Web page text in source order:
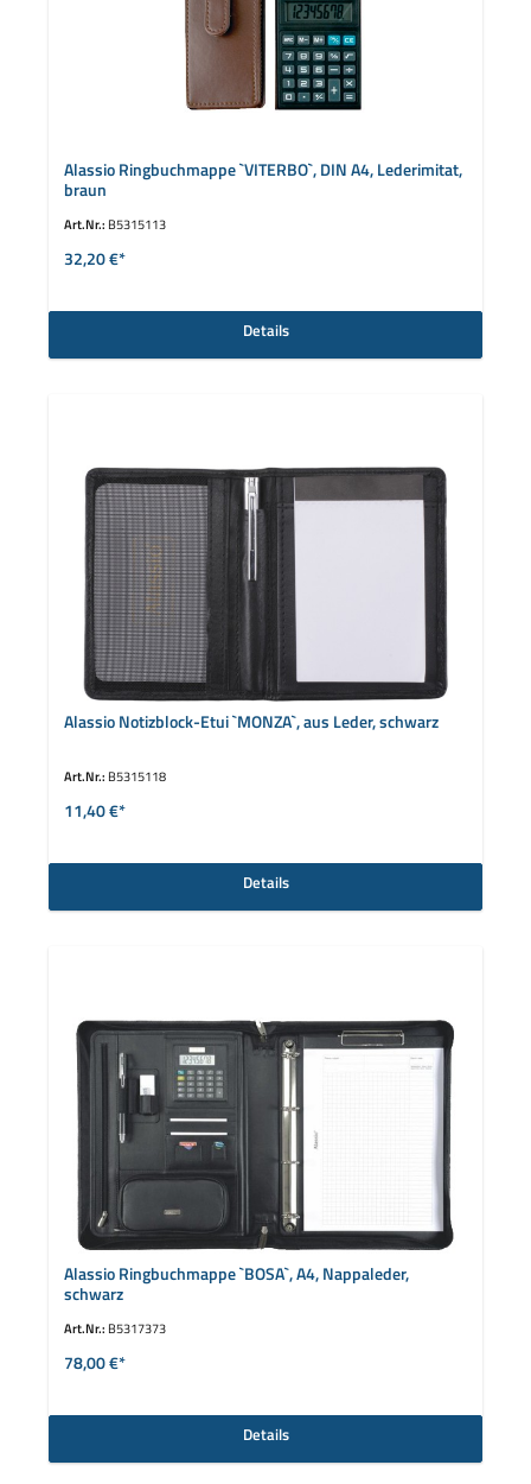
Alassio Ringbuchmappe `VITERBO`, DIN A4, Lederimitat,
braun
Art.Nr.: B5315113
32,20 €*
Details
Alassio Notizblock-Etui `MONZA`, aus Leder, schwarz
Art.Nr.: B5315118
11,40 €*
Details
Alassio Ringbuchmappe `BOSA`, A4, Nappaleder,
schwarz
Art.Nr.: B5317373
78,00 €*
Details